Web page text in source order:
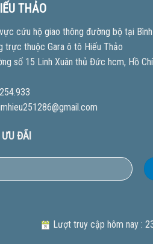
THẢO
cứu hộ giao thông đường bộ tại
trực thuộc Gara ô tô Hiếu Thảo
số 15 Linh Xuân thủ Đức hcm, Hồ Chí
ƯU ĐÃI
Lượt truy cập hôm nay :